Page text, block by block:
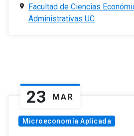
Facultad de Ciencias
Administrativas UC
23 MAR
Microeconomía Aplicada